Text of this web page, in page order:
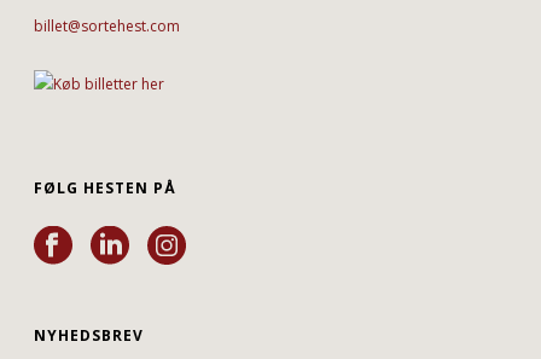
billet@sortehest.com
FØLG HESTEN PÅ
NYHEDSBREV